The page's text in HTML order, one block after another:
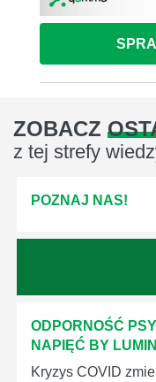
ZOBACZ
z tej strefy
POZNAJ NAS!
ODPORNOŚĆ
NAPIĘĆ BY
Kryzys COVID